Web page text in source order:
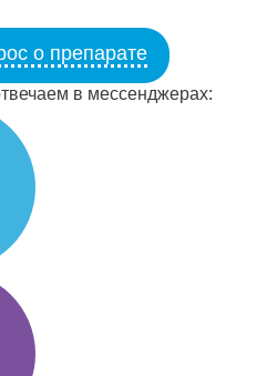
о препарате
в мессенджерах: